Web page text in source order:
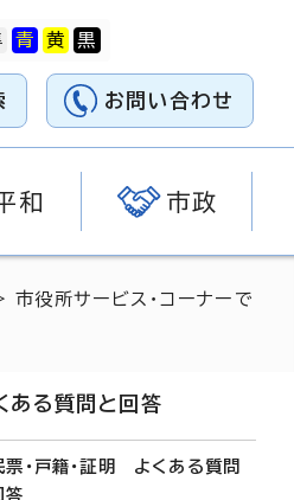
お問い合わせ
和 市政
市役所サービス・コーナーで
ある質問と回答
票・戸籍・証明 よくある質問
答